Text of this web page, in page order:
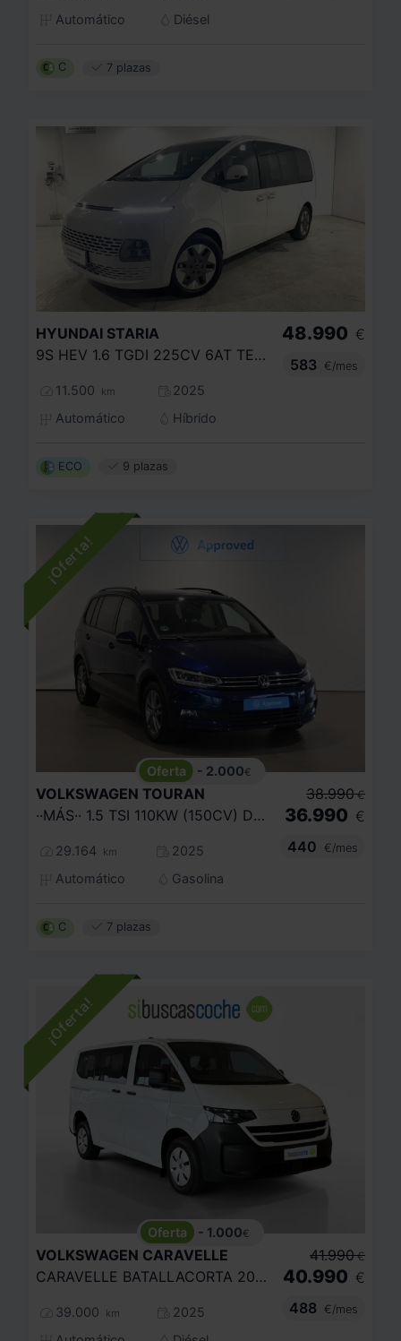
Automático
Diésel
C 7 plazas
HYUNDAI STARIA
9S HEV 1.6 TGDI 225CV 6AT TECNO
11.500 km
2025
Automático
Híbrido
48.990 €
583
€/mes
ECO 9 plazas
- 2.000€
VOLKSWAGEN TOURAN
··MÁS·· 1.5 TSI 110KW (150CV) DSG
29.164 km
2025
Automático
Gasolina
38.990 €
36.990 €
440
€/mes
C 7 plazas
- 1.000€
VOLKSWAGEN CARAVELLE
CARAVELLE BATALLACORTA 20 TDI 150CV AUT
39.000 km
2025
41.990 €
40.990 €
488
€/mes